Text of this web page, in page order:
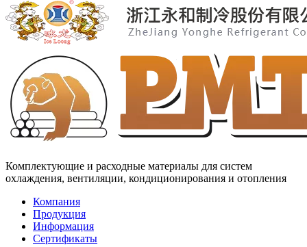
Комплектующие и расходные материалы для систем
охлаждения, вентиляции, кондиционирования и отопления
Компания
Продукция
Информация
Сертификаты